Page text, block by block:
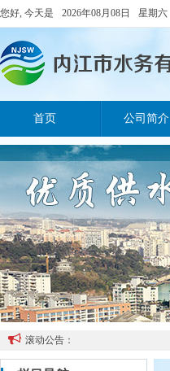
您好, 今天是 2026年08月08日 星期六
首页 公司简介
 滚动公告：